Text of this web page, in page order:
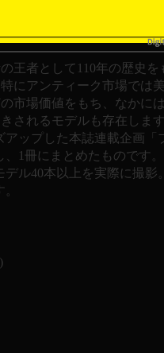
王者として110年の歴史を
にアンティーク市場では
市場価値をもち、なかに
されるモデルも存在しま
ップした本誌連載企画「
1冊にまとめたものです
ル40本以上を実際に撮影